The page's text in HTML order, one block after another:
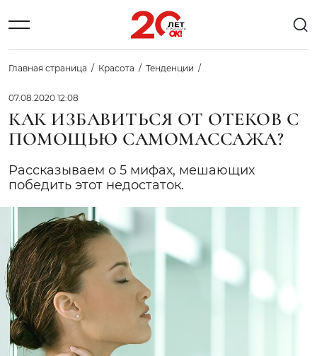
Главная страница Красота Тенденции
07.08.2020 12:08
КАК ИЗБАВИТЬСЯ ОТ ОТЕКОВ С
ПОМОЩЬЮ САМОМАССАЖА?
Рассказываем о 5 мифах, мешающих
победить этот недостаток.